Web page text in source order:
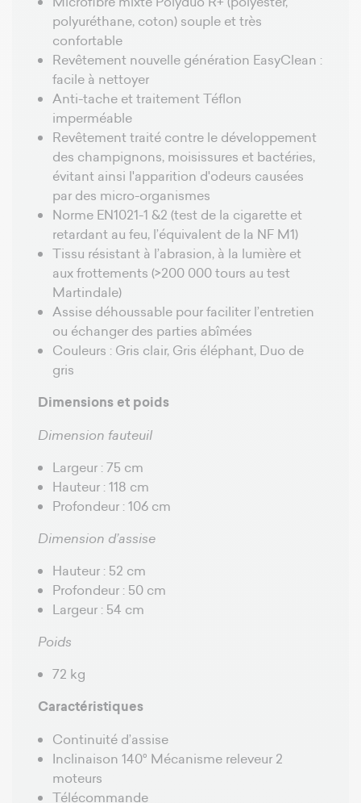
polyuréthane, coton) souple et très
confortable
Revêtement nouvelle génération EasyClean :
facile à nettoyer
Anti-tache et traitement Téflon
imperméable
Revêtement traité contre le développement
des champignons, moisissures et bactéries,
évitant ainsi l'apparition d'odeurs causées
par des micro-organismes
Norme EN1021-1 &2 (test de la cigarette et
retardant au feu, l’équivalent de la NF M1)
Tissu résistant à l’abrasion, à la lumière et
aux frottements (>200 000 tours au test
Martindale)
Assise déhoussable pour faciliter l’entretien
ou échanger des parties abîmées
Couleurs : Gris clair, Gris éléphant, Duo de
gris
Dimensions et poids
Dimension fauteuil
Largeur : 75 cm
Hauteur : 118 cm
Profondeur : 106 cm
Dimension d’assise
Hauteur : 52 cm
Profondeur : 50 cm
Largeur : 54 cm
Poids
72 kg
Caractéristiques
Continuité d’assise
Inclinaison 140° Mécanisme releveur 2
moteurs
Télécommande